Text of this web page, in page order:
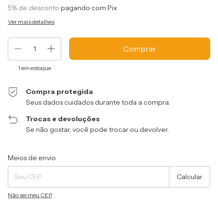
5% de desconto pagando com Pix
Ver mais detalhes
1 em estoque
Compra protegida
Seus dados cuidados durante toda a compra.
Trocas e devoluções
Se não gostar, você pode trocar ou devolver.
Entregas para o CEP:
Meios de envio
Calcular
Não sei meu CEP